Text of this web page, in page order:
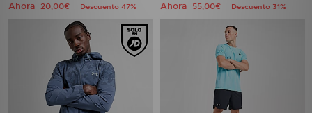
Ahora 20,00€ Descuento 47% Ahora 55,00€ Descuento 31%